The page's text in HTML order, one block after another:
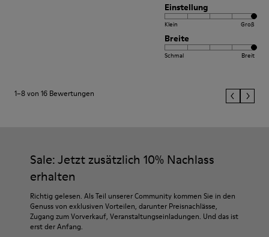
Einstellung
Klein Groß
Breite
Schmal Breit
1–8 von 16 Bewertungen
Sale: Jetzt zusätzlich 10% Nachlass
erhalten
Richtig gelesen. Als Teil unserer Community kommen Sie in den
Genuss von exklusiven Vorteilen, darunter Preisnachlässe,
Zugang zum Vorverkauf, Veranstaltungseinladungen. Und das ist
erst der Anfang.